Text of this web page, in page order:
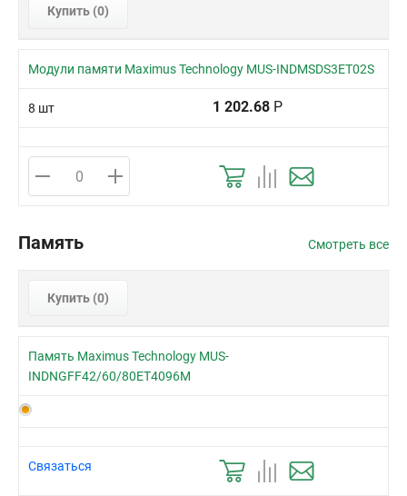
Купить (0)
Модули памяти Maximus Technology MUS-INDMSDS3ET02S
8 шт 1 202.68 Р
Память Смотреть все
Купить (0)
Память Maximus Technology MUS-
INDNGFF42/60/80ET4096M
Связаться